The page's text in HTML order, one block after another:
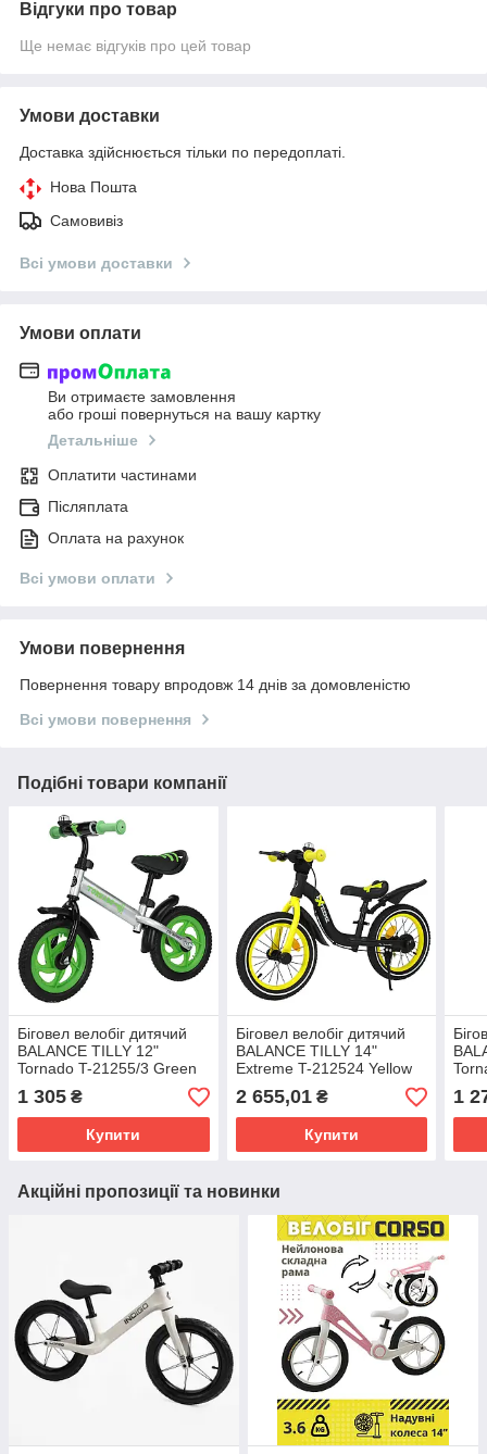
Відгуки про товар
Ще немає відгуків про цей товар
Умови доставки
Доставка здійснюється тільки по передоплаті.
Нова Пошта
Самовивіз
Всі умови доставки
Умови оплати
Ви отримаєте замовлення
або гроші повернуться на вашу картку
Детальніше
Оплатити частинами
Післяплата
Оплата на рахунок
Всі умови оплати
Умови повернення
Повернення товару впродовж 14 днів за домовленістю
Всі умови повернення
Подібні товари компанії
Біговел велобіг дитячий
BALANCE TILLY 12"
Tornado T-21255/3 Green
1 305 ₴
Купити
Біговел велобіг дитячий
BALANCE TILLY 14"
Extreme T-212524 Yellow
2 655,01₴
Купити
1
Акційні пропозиції та новинки